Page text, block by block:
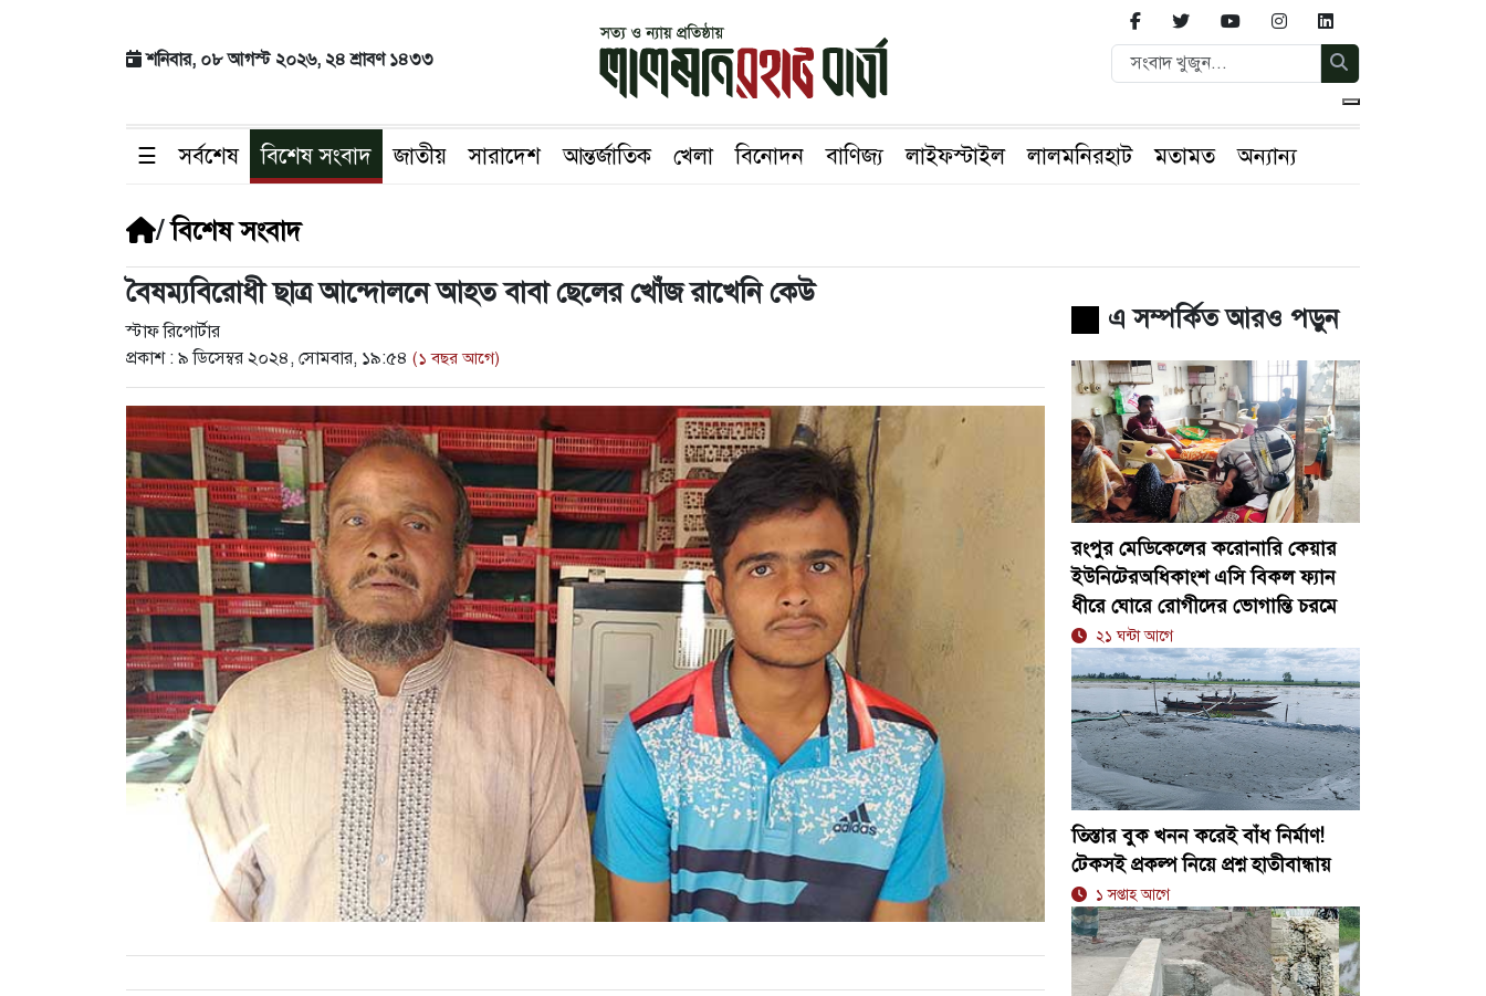
শনিবার, ০৮ আগস্ট ২০২৬, ২৪ শ্রাবণ ১৪৩৩
☰ সর্বশেষ বিশেষ সংবাদ জাতীয় সারাদেশ আন্তর্জাতিক খেলা বিনোদন বাণিজ্য লাইফস্টাইল লালমনিরহাট মতামত অন্যান্য
/বিশেষ সংবাদ
বৈষম্যবিরোধী ছাত্র আন্দোলনে আহত বাবা ছেলের খোঁজ রাখেনি কেউ
স্টাফ রিপোর্টার
প্রকাশ : ৯ ডিসেম্বর ২০২৪, সোমবার, ১৯:৫৪ (১ বছর আগে)
এ সম্পর্কিত আরও পড়ুন
রংপুর মেডিকেলের করোনারি কেয়ার
ইউনিটেরঅধিকাংশ এসি বিকল ফ্যান
ধীরে ঘোরে রোগীদের ভোগান্তি চরমে
২১ ঘন্টা আগে
তিস্তার বুক খনন করেই বাঁধ নির্মাণ!
টেকসই প্রকল্প নিয়ে প্রশ্ন হাতীবান্ধায়
১ সপ্তাহ আগে